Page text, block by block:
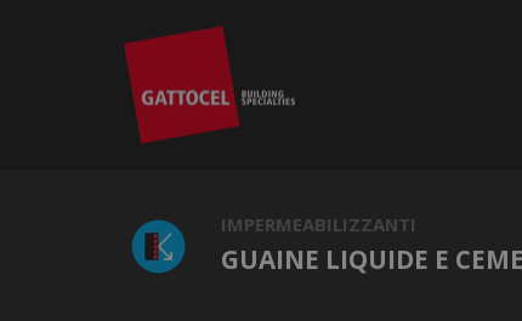
IMPERMEABILIZZANTI
GUAINE LIQUIDE E